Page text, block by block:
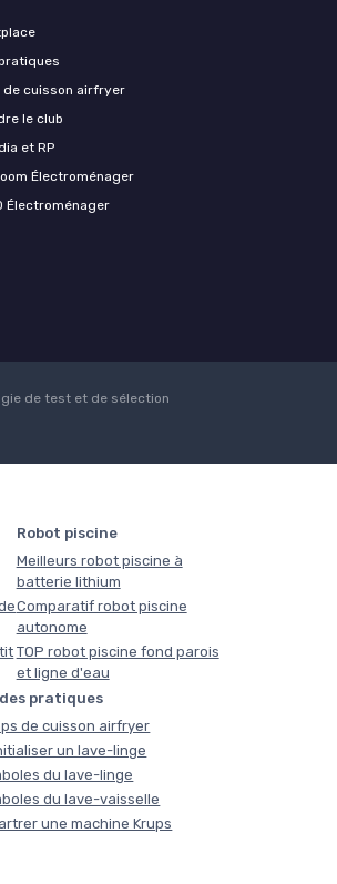
de cuisson airfryer
le club
et RP
Électroménager
Électroménager
de test et de sélection
Robot piscine
Meilleurs robot piscine à
batterie lithium
Comparatif robot piscine
autonome
TOP robot piscine fond parois
et ligne d'eau
pratiques
de cuisson airfryer
un lave-linge
du lave-linge
du lave-vaisselle
une machine Krups